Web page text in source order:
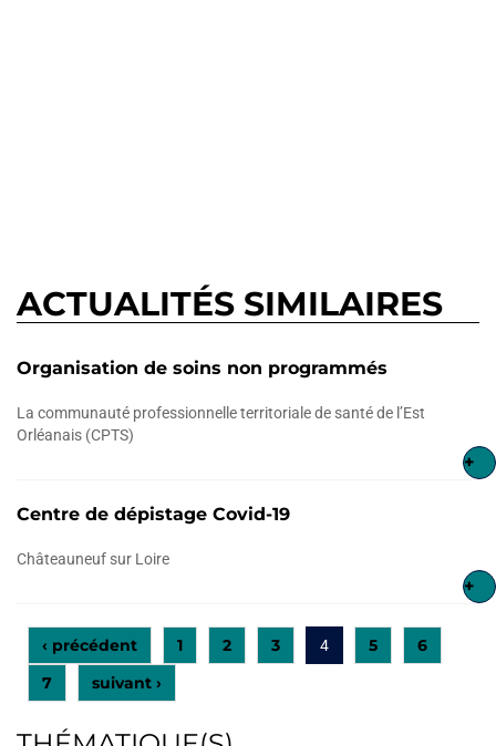
ACTUALITÉS SIMILAIRES
Organisation de soins non programmés
La communauté professionnelle territoriale de santé de l’Est
Orléanais (CPTS)
+
Centre de dépistage Covid-19
Châteauneuf sur Loire
+
‹ précédent 1 2 3 4 5
6
7
suivant ›